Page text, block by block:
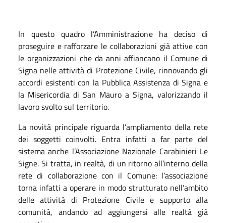
In questo quadro l’Amministrazione ha deciso di
proseguire e rafforzare le collaborazioni già attive con
le organizzazioni che da anni affiancano il Comune di
Signa nelle attività di Protezione Civile, rinnovando gli
accordi esistenti con la Pubblica Assistenza di Signa e
la Misericordia di San Mauro a Signa, valorizzando il
lavoro svolto sul territorio.
La novità principale riguarda l’ampliamento della rete
dei soggetti coinvolti. Entra infatti a far parte del
sistema anche l’Associazione Nazionale Carabinieri Le
Signe. Si tratta, in realtà, di un ritorno all’interno della
rete di collaborazione con il Comune: l’associazione
torna infatti a operare in modo strutturato nell’ambito
delle attività di Protezione Civile e supporto alla
comunità, andando ad aggiungersi alle realtà già